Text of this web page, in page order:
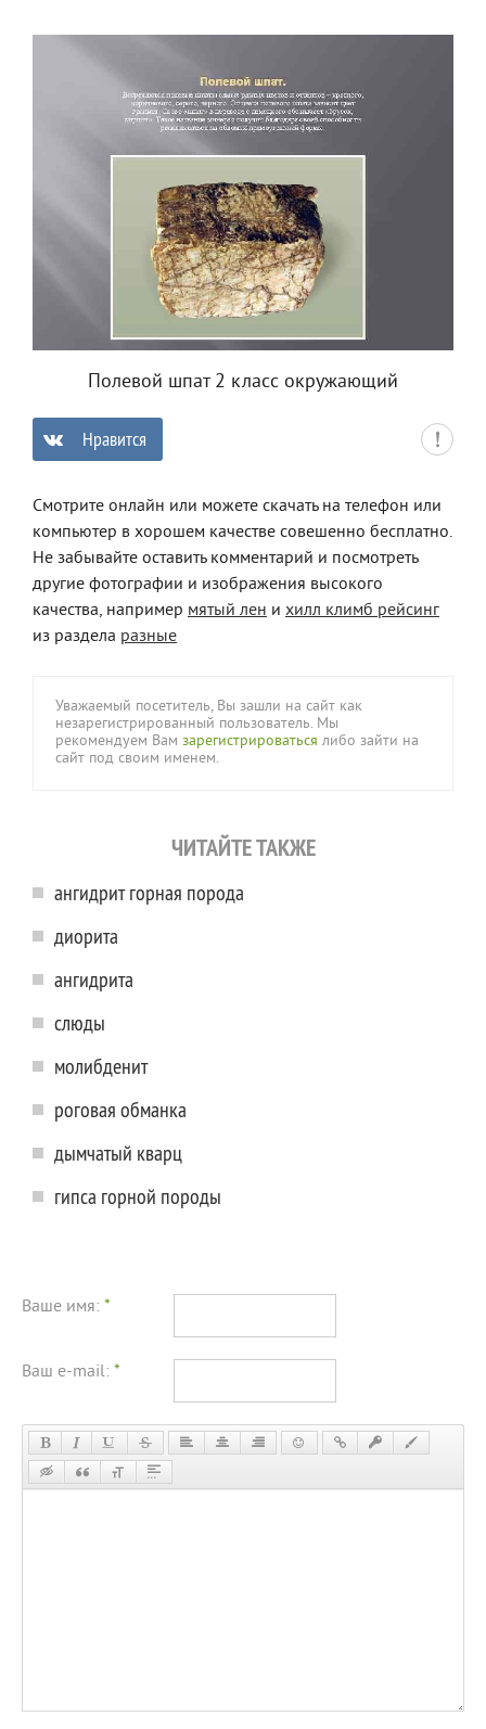
Полевой шпат 2 класс окружающий
Нравится
Смотрите онлайн или можете скачать на телефон или
компьютер в хорошем качестве совешенно бесплатно.
Не забывайте оставить комментарий и посмотреть
другие фотографии и изображения высокого
качества, например мятый лен и хилл климб рейсинг
из раздела разные
Уважаемый посетитель, Вы зашли на сайт как
незарегистрированный пользователь. Мы
рекомендуем Вам зарегистрироваться либо зайти на
сайт под своим именем.
ЧИТАЙТЕ ТАКЖЕ
ангидрит горная порода
диорита
ангидрита
слюды
молибденит
роговая обманка
дымчатый кварц
гипса горной породы
Ваше имя: *
Ваш e-mail: *